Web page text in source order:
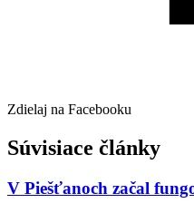
Zdielaj na Facebooku
Súvisiace články
V Piešťanoch začal